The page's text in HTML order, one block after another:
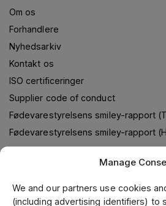
Manage
We and our partners use cookies
(including advertising identifiers) to
Om os
Forhandlere
Nyhedsarkiv
Kontakt os
ISO certificeringer
Supplier code of conduct
Fødevarestyrelsens smiley-rapport
Fødevarestyrelsens smiley-rapport
Om os